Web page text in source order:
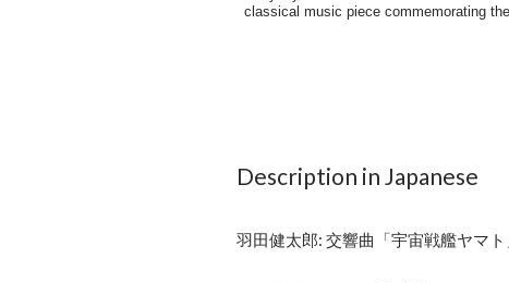
Description in Japanese
羽田健太郎: 交響曲「宇宙戦艦ヤマ